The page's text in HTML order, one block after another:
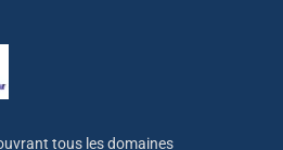
tous les domaines